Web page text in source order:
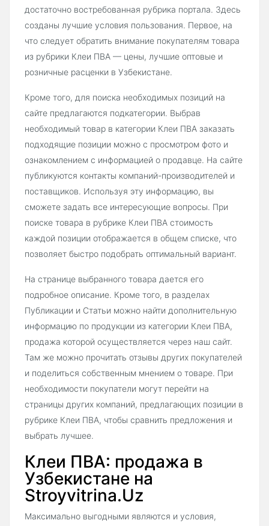
достаточно востребованная рубрика портала. Здесь
созданы лучшие условия пользования. Первое, на
что следует обратить внимание покупателям товара
из рубрики Клеи ПВА — цены, лучшие оптовые и
розничные расценки в Узбекистане.
Кроме того, для поиска необходимых позиций на
сайте предлагаются подкатегории. Выбрав
необходимый товар в категории Клеи ПВА заказать
подходящие позиции можно с просмотром фото и
ознакомлением с информацией о продавце. На сайте
публикуются контакты компаний-производителей и
поставщиков. Используя эту информацию, вы
сможете задать все интересующие вопросы. При
поиске товара в рубрике Клеи ПВА стоимость
каждой позиции отображается в общем списке, что
позволяет быстро подобрать оптимальный вариант.
На странице выбранного товара дается его
подробное описание. Кроме того, в разделах
Публикации и Статьи можно найти дополнительную
информацию по продукции из категории Клеи ПВА,
продажа которой осуществляется через наш сайт.
Там же можно прочитать отзывы других покупателей
и поделиться собственным мнением о товаре. При
необходимости покупатели могут перейти на
страницы других компаний, предлагающих позиции в
рубрике Клеи ПВА, чтобы сравнить предложения и
выбрать лучшее.
Клеи ПВА: продажа в
Узбекистане на
Stroyvitrina.Uz
Максимально выгодными являются и условия,